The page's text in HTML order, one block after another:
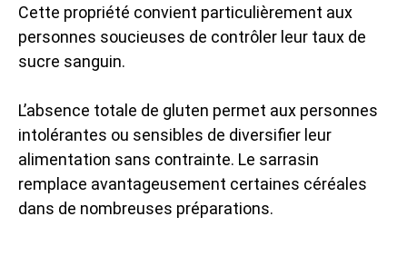
Cette propriété convient particulièrement aux
personnes soucieuses de contrôler leur taux de
sucre sanguin.
L’absence totale de gluten permet aux personnes
intolérantes ou sensibles de diversifier leur
alimentation sans contrainte. Le sarrasin
remplace avantageusement certaines céréales
dans de nombreuses préparations.